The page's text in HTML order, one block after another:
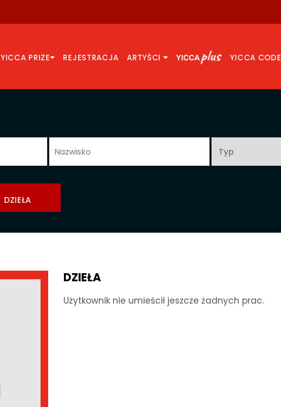
YICCA PRIZE REJESTRACJA ARTYŚCI YICCA CODE
DZIEŁA
DZIEŁA
Użytkownik nie umieścił jeszcze żadnych prac.